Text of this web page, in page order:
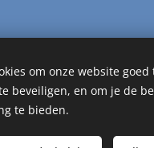
BXLmailBOX
rechten voorbehouden
Cookies
om onze website goed
beveiligen, en om je de
te bieden.